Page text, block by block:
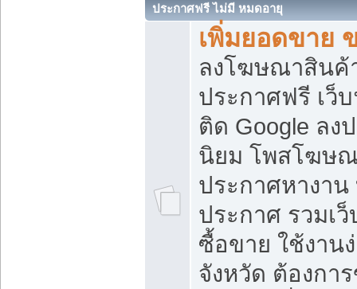
ประกาศฟรี ไม่มี หมดอายุ
เพิ่มยอดขาย
ลงโฆษณาสิน
ประกาศฟรี เว็
ติด Google ลง
นิยม โพสโฆษ
ประกาศหางาน
ประกาศ รวมเ
ซื้อขาย ใช้งาน
จังหวัด ต้องกา